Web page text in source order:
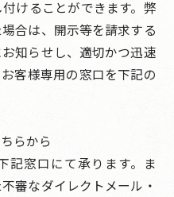
けることができます。弊
合は、開示等を請求する
知らせし、適切かつ迅速
客様専用の窓口を下記の
らから
記窓口にて承ります。ま
審なダイレクトメール・